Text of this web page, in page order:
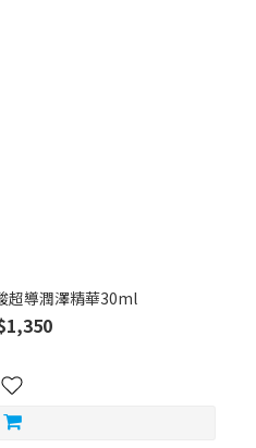
超導潤澤精華30ml